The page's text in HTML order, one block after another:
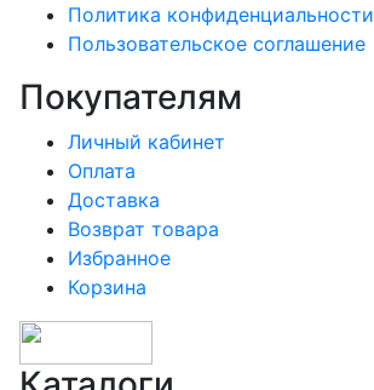
Политика конфиденциальности
Пользовательское соглашение
Покупателям
Личный кабинет
Оплата
Доставка
Возврат товара
Избранное
Корзина